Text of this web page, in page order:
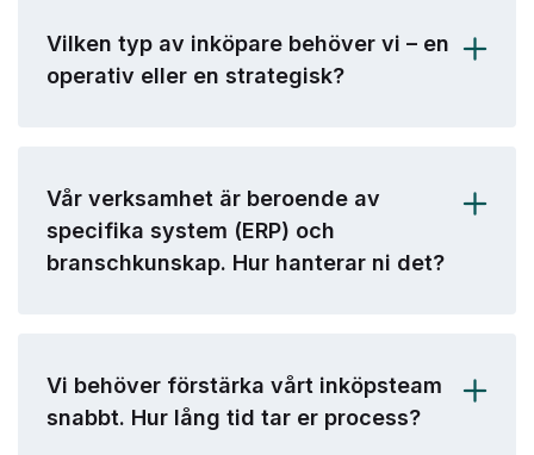
Vilken typ av inköpare behöver vi – en
operativ eller en strategisk?
Vår verksamhet är beroende av
specifika system (ERP) och
branschkunskap. Hur hanterar ni det?
Vi behöver förstärka vårt inköpsteam
snabbt. Hur lång tid tar er process?